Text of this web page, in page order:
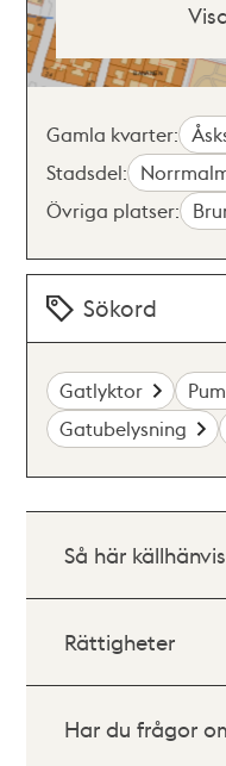
Gamla kvarter:
Stadsdel:
Övriga platser:
Sökord
Gatlyktor
Gatubelysning
Så här
Rättigheter
Har du frågor